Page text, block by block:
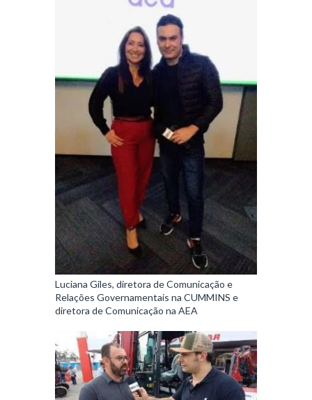
Luciana Giles, diretora de Comunicação e
Relações Governamentais na CUMMINS e
diretora de Comunicação na AEA